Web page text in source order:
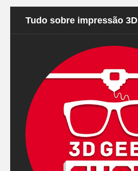
Tudo sobre impressão 3D